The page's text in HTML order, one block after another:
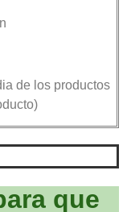
de los productos
que